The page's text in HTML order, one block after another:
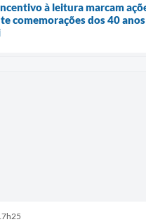
à leitura marcam
comemorações dos 40